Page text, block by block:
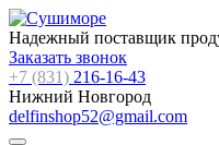
Надежный поставщик
Заказать звонок
+7 (831) 216-16-43
Нижний Новгород
delfinshop52@gmail.com